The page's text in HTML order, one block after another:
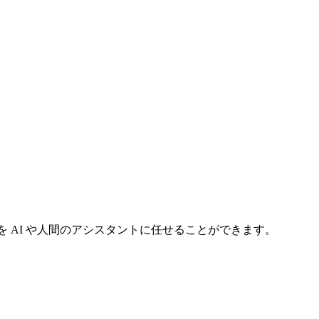
AI や人間のアシスタントに任せることができます。